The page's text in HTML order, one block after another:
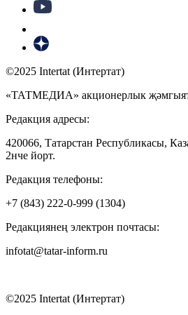
©2025 Intertat (Интертат)
«ТАТМЕДИА» акционерлык
Редакция адресы:
420066, Татарстан Республикасы,
2нче йорт.
Редакция телефоны:
+7 (843) 222-0-999 (1304)
Редакциянең электрон почтасы:
infotat@tatar-inform.ru
©2025 Intertat (Интертат)